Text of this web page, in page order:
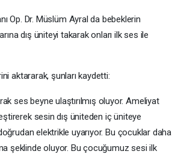
Op. Dr. Müslüm Ayral da bebeklerin
dış üniteyi takarak onları ilk ses ile
aktararak, şunları kaydetti:
ses beyne ulaştırılmış oluyor. Ameliyat
sesin dış üniteden iç üniteye
elektrikle uyarıyor. Bu çocuklar daha
şeklinde oluyor. Bu çocuğumuz sesi ilk